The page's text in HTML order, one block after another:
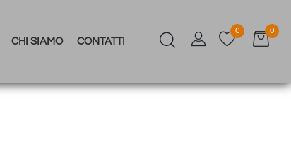
CHI SIAMO CONTATTI
0 0